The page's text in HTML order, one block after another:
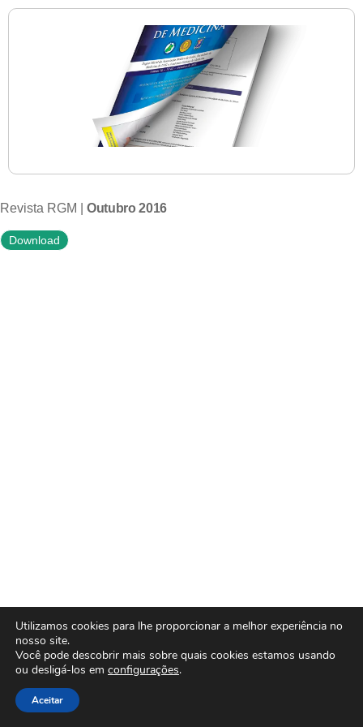
Revista RGM | Outubro 2016
Download
Utilizamos cookies para lhe proporcionar a melhor experiência no
nosso site.
Você pode descobrir mais sobre quais cookies estamos usando
ou desligá-los em configurações.
Aceitar